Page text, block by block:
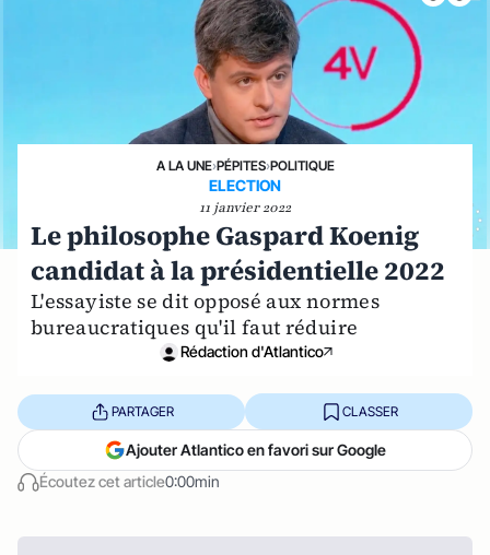
A LA UNE›PÉPITES›POLITIQUE
ELECTION
11 janvier 2022
Le philosophe Gaspard Koenig
candidat à la présidentielle 2022
L'essayiste se dit opposé aux normes
bureaucratiques qu'il faut réduire
Rédaction d'Atlantico
Écoutez cet article0:00min
PARTAGER CLASSER
Ajouter Atlantico en favori sur Google